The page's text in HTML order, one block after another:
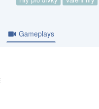
Gameplays